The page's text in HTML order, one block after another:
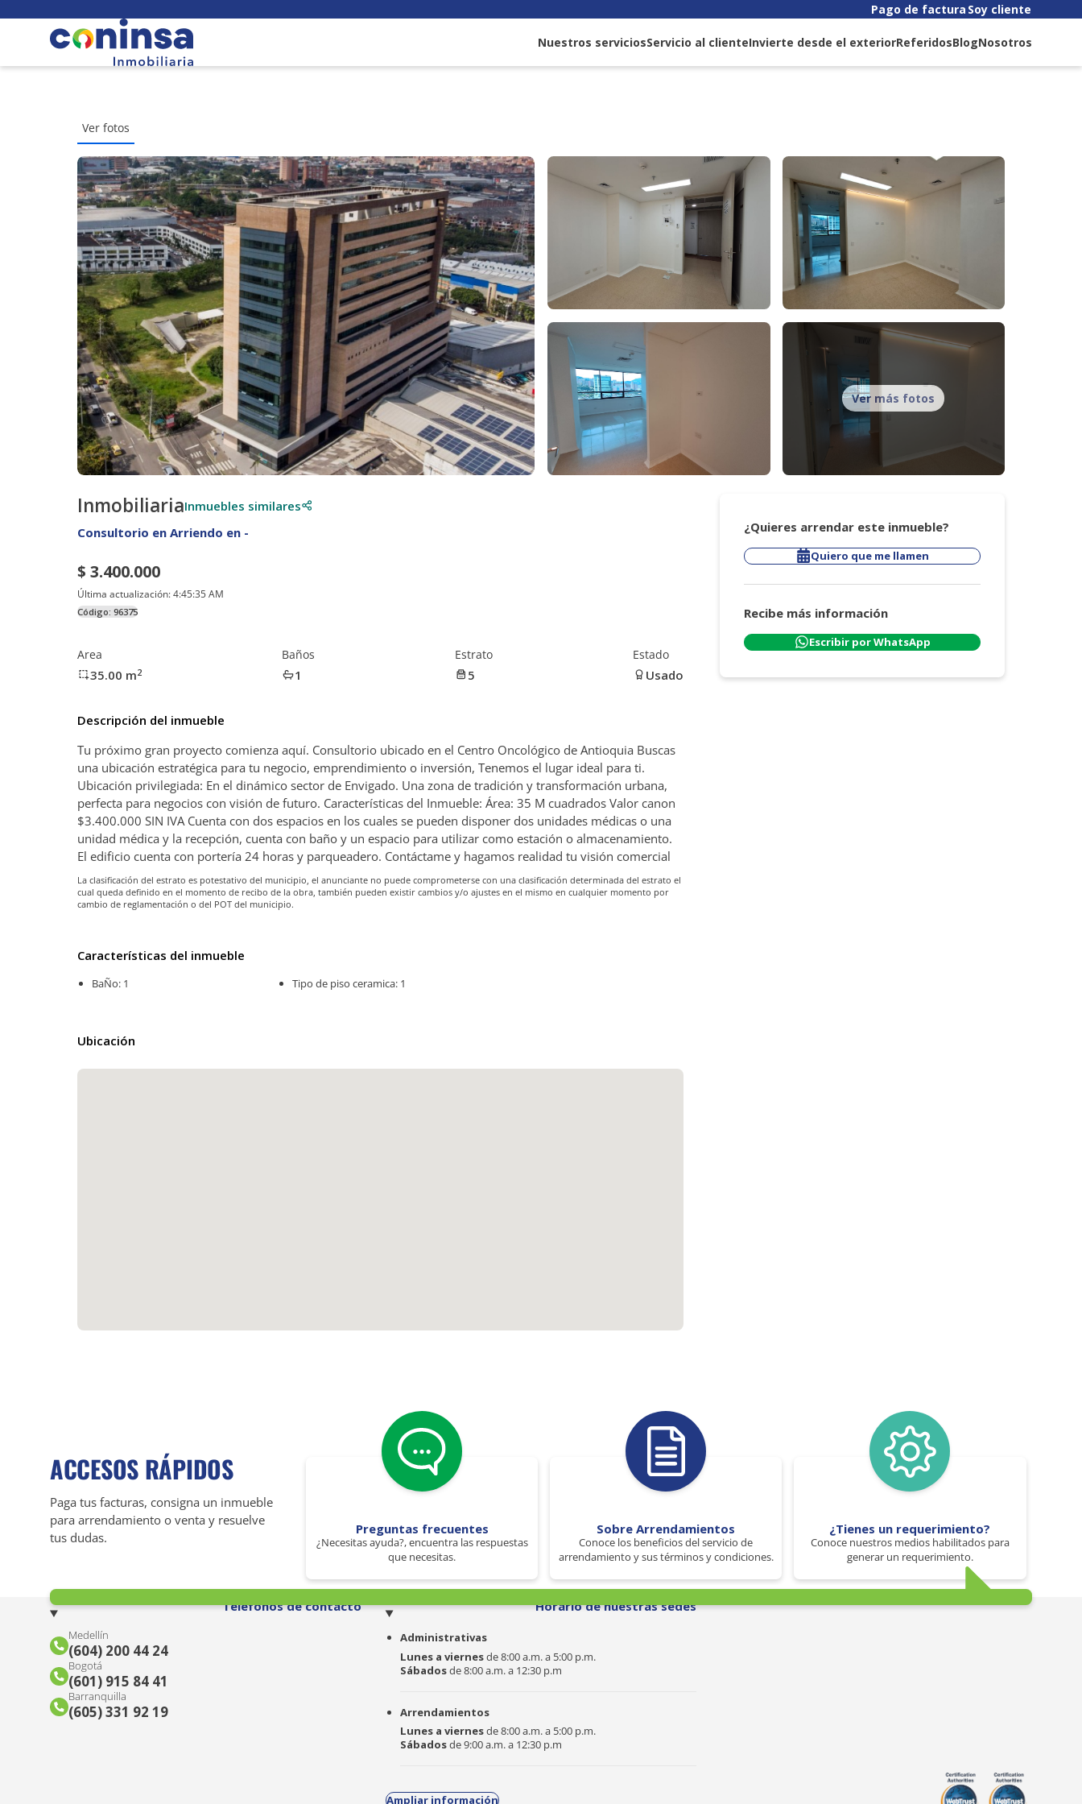
Pago de factura Soy cliente
Nuestros serviciosServicio al clienteInvierte desde el exteriorReferidosBlogNosotros
Ver fotos
Ver más fotos
InmobiliariaInmuebles similares
Consultorio en Arriendo en -
$ 3.400.000
Última actualización:4:45:35 AM
Código: 96375
Area
35.00 m2
Baños
1
Estrato
5
Estado
Usado
Descripción del inmueble
Tu próximo gran proyecto comienza aquí. Consultorio ubicado en el Centro Oncológico de Antioquia Buscas
una ubicación estratégica para tu negocio, emprendimiento o inversión, Tenemos el lugar ideal para ti.
Ubicación privilegiada: En el dinámico sector de Envigado. Una zona de tradición y transformación urbana,
perfecta para negocios con visión de futuro. Características del Inmueble: Área: 35 M cuadrados Valor canon
$3.400.000 SIN IVA Cuenta con dos espacios en los cuales se pueden disponer dos unidades médicas o una
unidad médica y la recepción, cuenta con baño y un espacio para utilizar como estación o almacenamiento.
El edificio cuenta con portería 24 horas y parqueadero. Contáctame y hagamos realidad tu visión comercial
La clasificación del estrato es potestativo del municipio, el anunciante no puede comprometerse con una clasificación determinada del estrato el
cual queda definido en el momento de recibo de la obra, también pueden existir cambios y/o ajustes en el mismo en cualquier momento por
cambio de reglamentación o del POT del municipio.
Características del inmueble
BaÑo: 1 Tipo de piso ceramica: 1
Ubicación
¿Quieres arrendar este inmueble?
Quiero que me llamen
Recibe más información
Escribir por WhatsApp
ACCESOS RÁPIDOS
Paga tus facturas, consigna un inmueble
para arrendamiento o venta y resuelve
tus dudas.
Preguntas frecuentes
¿Necesitas ayuda?, encuentra las respuestas
que necesitas.
Sobre Arrendamientos
Conoce los beneficios del servicio de
arrendamiento y sus términos y condiciones.
¿Tienes un requerimiento?
Conoce nuestros medios habilitados para
generar un requerimiento.
Teléfonos de contacto
Medellín
(604) 200 44 24
Bogotá
(601) 915 84 41
Barranquilla
(605) 331 92 19
Horario de nuestras sedes
Administrativas
Lunes a viernesde 8:00 a.m. a 5:00 p.m.
Sábadosde 8:00 a.m. a 12:30 p.m
Arrendamientos
Lunes a viernesde 8:00 a.m. a 5:00 p.m.
Sábadosde 9:00 a.m. a 12:30 p.m
Ampliar información